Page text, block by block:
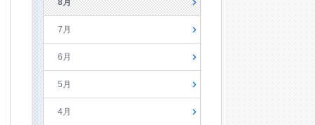
8月
7月
6月
5月
4月